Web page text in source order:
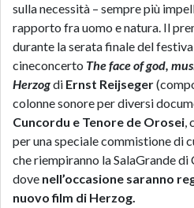
sulla necessità – sempre più
rapporto fra uomo e natura. Il
durante la serata finale del
cineconcerto The face of god,
Herzogdi Ernst Reijseger
colonne sonore per diversi
Cuncordu e Tenore de Orosei,
per una speciale commistione di
che riempiranno la SalaGrande di
dove nell’occasione saranno
nuovo film di Herzog.